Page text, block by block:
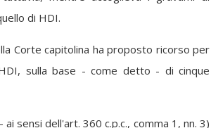
di HDI.
Corte capitolina ha proposto ricorso per
sulla base - come detto - di cinque
sensi dell'art. 360 c.p.c., comma 1, nn. 3)